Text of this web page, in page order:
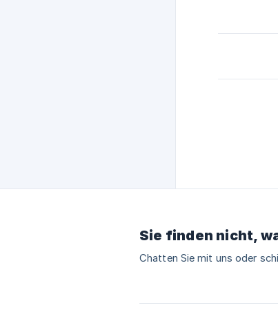
Sie finden nicht,
Chatten Sie mit uns oder